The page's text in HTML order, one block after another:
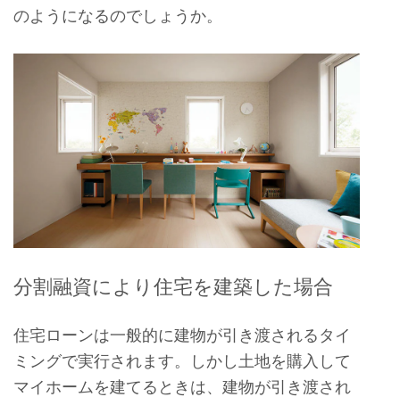
のようになるのでしょうか。
分割融資により住宅を建築した場合
住宅ローンは一般的に建物が引き渡されるタイ
ミングで実行されます。しかし土地を購入して
マイホームを建てるときは、建物が引き渡され